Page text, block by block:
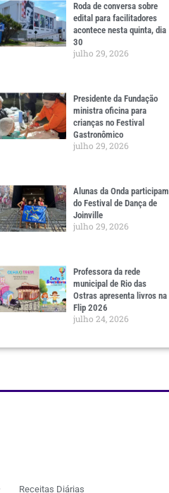
Roda de conversa sobre
edital para facilitadores
acontece nesta quinta, dia
30
julho 29, 2026
Presidente da Fundação
ministra oficina para
crianças no Festival
Gastronômico
julho 29, 2026
Alunas da Onda participam
do Festival de Dança de
Joinville
julho 29, 2026
Professora da rede
municipal de Rio das
Ostras apresenta livros na
Flip 2026
julho 24, 2026
Receitas Diárias